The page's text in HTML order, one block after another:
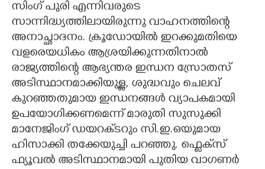
സിംഗ് പുരി എന്നിവരുടെ
സാന്നിദ്ധ്യത്തിലായിരുന്നു വാഹനത്തിന്റെ
അനാച്ഛാദനം. ക്രൂഡോയിൽ ഇറക്കുമതിയെ
വളരെയധികം ആശ്രയിക്കുന്നതിനാൽ
രാജ്യത്തിന്റെ ആഭ്യന്തര ഇന്ധന സ്രോതസ്
അടിസ്ഥാനമാക്കിയുള്ള, ശുദ്ധവും ചെലവ്
കുറഞ്ഞതുമായ ഇന്ധനങ്ങൾ വ്യാപകമായി
ഉപയോഗിക്കണമെന്ന് മാരുതി സുസുക്കി
മാനേജിംഗ് ഡയറക്‌ടറും സി.ഇ.ഒയുമായ
ഹിസാക്കി തക്കേയുച്ചി പറഞ്ഞു. ഫ്ളെക്‌സ്
ഫ്യൂവൽ അടിസ്ഥാനമായി പുതിയ വാഗണർ